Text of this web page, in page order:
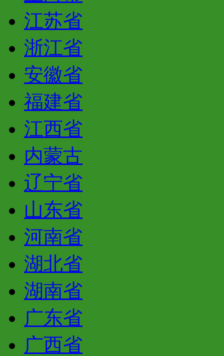
江苏省
浙江省
安徽省
福建省
江西省
内蒙古
辽宁省
山东省
河南省
湖北省
湖南省
广东省
广西省